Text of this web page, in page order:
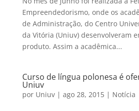
Empreendedorismo, onde os
de Administração, do Centro
da Vitória (Uniuv) desenvolveram
produto. Assim a acadêmica...
Curso de língua polonesa é
Uniuv
por Uniuv| ago 28, 2015| Notícia